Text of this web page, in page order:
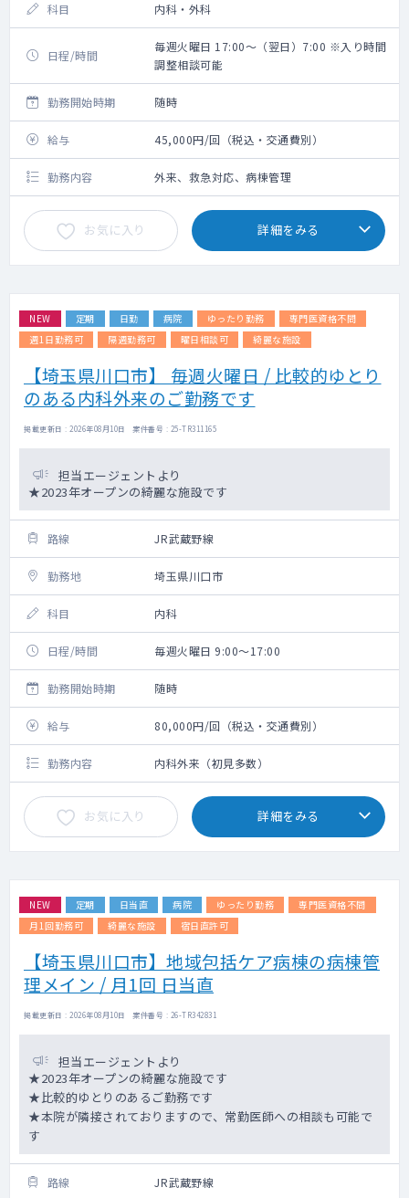
科目 内科・外科
日程/時間
毎週火曜日 17:00～（翌日）7:00 ※入り時間
調整相談可能
勤務開始時期 随時
給与 45,000円/回（税込・交通費別）
勤務内容 外来、救急対応、病棟管理
お気に入り 詳細をみる
NEW 定期 日勤 病院 ゆったり勤務
専門医資格不問
週1日勤務可
隔週勤務可 曜日相談可 綺麗な施設
【埼玉県川口市】 毎週火曜日 / 比較的ゆとり
のある内科外来のご勤務です
掲載更新日 : 2026年08月10日 案件番号 : 25-TR311165
担当エージェントより
★2023年オープンの綺麗な施設です
路線 JR武蔵野線
勤務地 埼玉県川口市
科目 内科
日程/時間 毎週火曜日 9:00～17:00
勤務開始時期 随時
給与 80,000円/回（税込・交通費別）
勤務内容 内科外来（初見多数）
お気に入り 詳細をみる
NEW 定期 日当直 病院 ゆったり勤務
専門医資格不問
月1回勤務可
綺麗な施設 宿日直許可
【埼玉県川口市】地域包括ケア病棟の病棟管
理メイン / 月1回 日当直
掲載更新日 : 2026年08月10日 案件番号 : 26-TR342831
担当エージェントより
★2023年オープンの綺麗な施設です
★比較的ゆとりのあるご勤務です
★本院が隣接されておりますので、常勤医師への相談も可能で
す
路線 JR武蔵野線